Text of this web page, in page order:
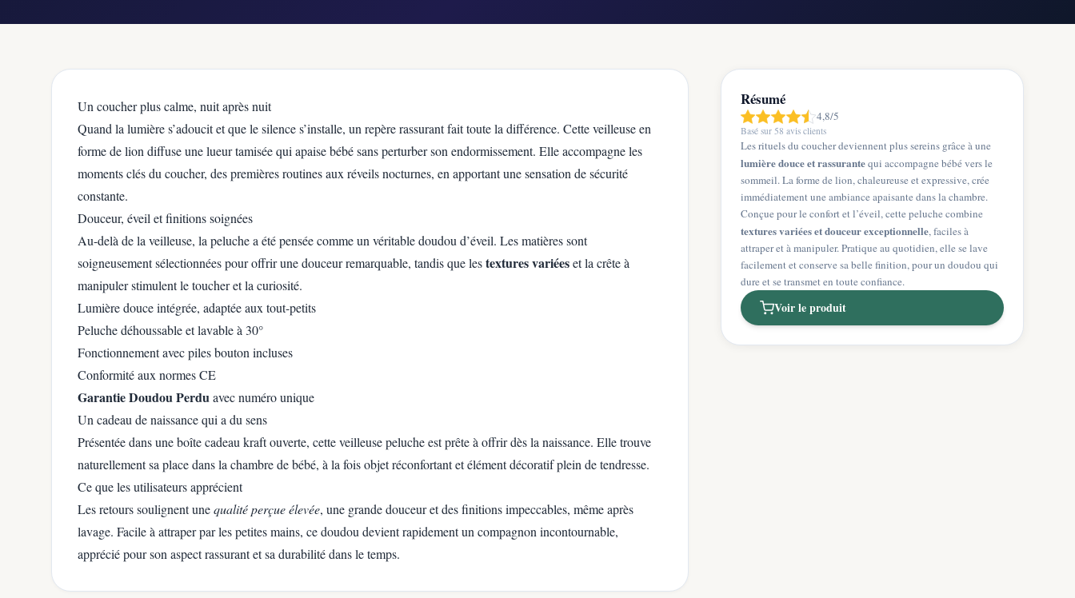
Un coucher plus calme, nuit après nuit
Quand la lumière s’adoucit et que le silence s’installe, un repère rassurant fait toute la différence. Cette veilleuse en
forme de lion diffuse une lueur tamisée qui apaise bébé sans perturber son endormissement. Elle accompagne les
moments clés du coucher, des premières routines aux réveils nocturnes, en apportant une sensation de sécurité
constante.
Douceur, éveil et finitions soignées
Au-delà de la veilleuse, la peluche a été pensée comme un véritable doudou d’éveil. Les matières sont
soigneusement sélectionnées pour offrir une douceur remarquable, tandis que lestextures variéeset la crête à
manipuler stimulent le toucher et la curiosité.
Lumière douce intégrée, adaptée aux tout-petits
Peluche déhoussable et lavable à 30°
Fonctionnement avec piles bouton incluses
Conformité aux normes CE
Garantie Doudou Perduavec numéro unique
Un cadeau de naissance qui a du sens
Présentée dans une boîte cadeau kraft ouverte, cette veilleuse peluche est prête à offrir dès la naissance. Elle trouve
naturellement sa place dans la chambre de bébé, à la fois objet réconfortant et élément décoratif plein de tendresse.
Ce que les utilisateurs apprécient
Les retours soulignent unequalité perçue élevée, une grande douceur et des finitions impeccables, même après
lavage. Facile à attraper par les petites mains, ce doudou devient rapidement un compagnon incontournable,
apprécié pour son aspect rassurant et sa durabilité dans le temps.
Résumé
4,8/5
Basé sur58 avis clients
Les rituels du coucher deviennent plus sereins grâce à une
lumière douce et rassurantequi accompagne bébé vers le
sommeil. La forme de lion, chaleureuse et expressive, crée
immédiatement une ambiance apaisante dans la chambre.
Conçue pour le confort et l’éveil, cette peluche combine
textures variées et douceur exceptionnelle, faciles à
attraper et à manipuler. Pratique au quotidien, elle se lave
facilement et conserve sa belle finition, pour un doudou qui
dure et se transmet en toute confiance.
Voir le produit